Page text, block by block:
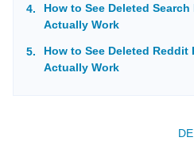
How to See Deleted
Actually Work
How to See Deleted
Actually Work
DE